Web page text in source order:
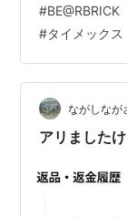
もう買わない
まった。 これ
メックス）」
コ…
#BE@RBRICK
#タイメックス
ながしなが
アリました